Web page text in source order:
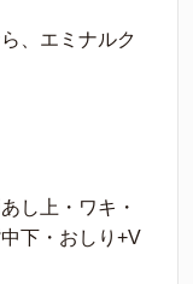
、エミナルク
し上・ワキ・
下・おしり+V